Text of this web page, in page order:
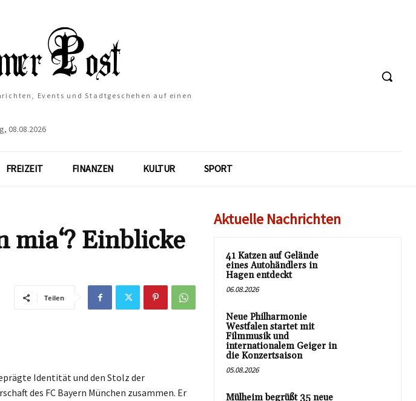
Events und Stadtgeschehen auf einen
08.08.2026
FREIZEIT FINANZEN KULTUR SPORT
mia‘? Einblicke
Teilen
Identität und den Stolz der
des FC Bayern München zusammen. Er
Aktuelle Nachrichten
41 Katzen auf Gelände
eines Autohändlers in
Hagen entdeckt
06.08.2026
Neue Philharmonie
Westfalen startet mit
Filmmusik und
internationalem Geiger in
die Konzertsaison
05.08.2026
Mülheim begrüßt 35 neue